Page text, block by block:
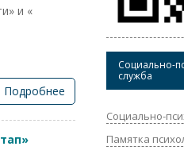
и «
Подробнее
Социально-
служба
Социально-
Памятка